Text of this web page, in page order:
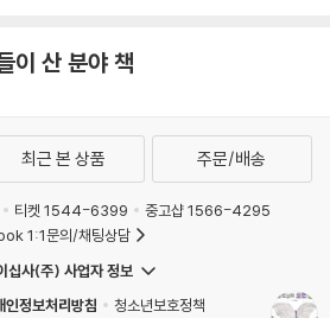
이 산 분야 책
최근 본 상품 주문/배송
티켓 1544-6399
중고샵 1566-4295
1:1문의/채팅상담
십사(주) 사업자 정보
인정보처리방침 청소년보호정책